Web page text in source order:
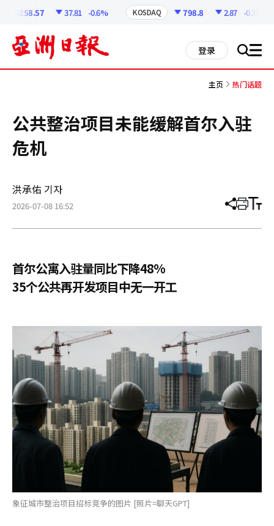
6258.57 37.81 -0.6% KOSDAQ 798.8 2.87 -0.36%
登录 搜 all
主页 热门话题
公共整治项目未能缓解首尔入驻
危机
洪承佑 기자
2026-07-08 16:52 分
章
打 调
小
首尔公寓入驻量同比下降48%
35个公共再开发项目中无一开工
象征城市整治项目招标竞争的图片 [照片=聊天GPT]